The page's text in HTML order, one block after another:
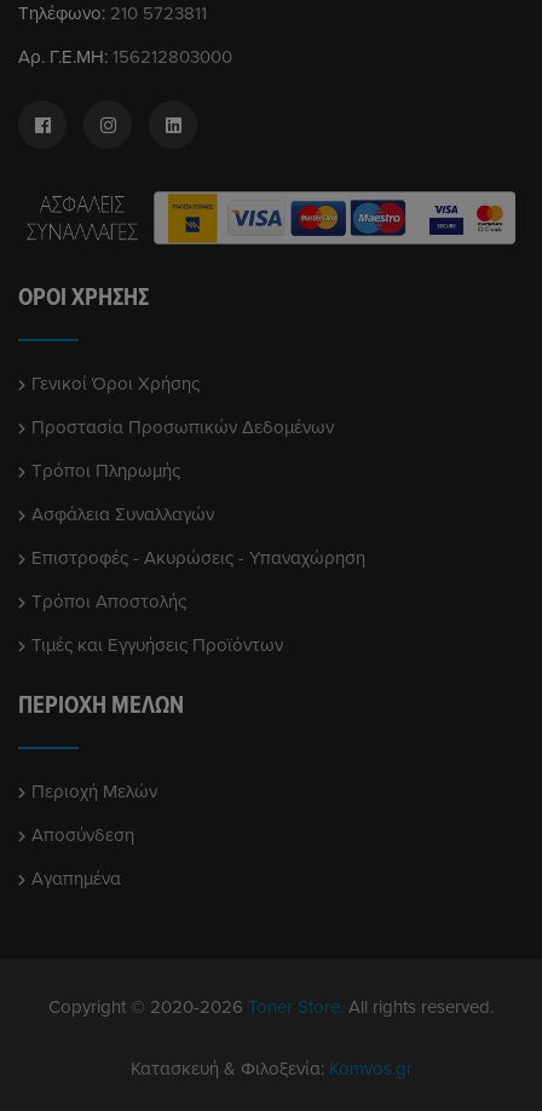
Τηλέφωνο: 210 5723811
Αρ. Γ.Ε.ΜΗ: 156212803000
ΌΡΟΙ ΧΡΉΣΗΣ
Γενικοί Όροι Χρήσης
Προστασία Προσωπικών Δεδομένων
Τρόποι Πληρωμής
Ασφάλεια Συναλλαγών
Επιστροφές - Ακυρώσεις - Υπαναχώρηση
Τρόποι Αποστολής
Τιμές και Εγγυήσεις Προϊόντων
ΠΕΡΙΟΧΉ ΜΕΛΏΝ
Περιοχή Μελών
Αποσύνδεση
Αγαπημένα
Copyright © 2020-2026 Toner Store. All rights reserved.
Κατασκευή & Φιλοξενία: Komvos.gr